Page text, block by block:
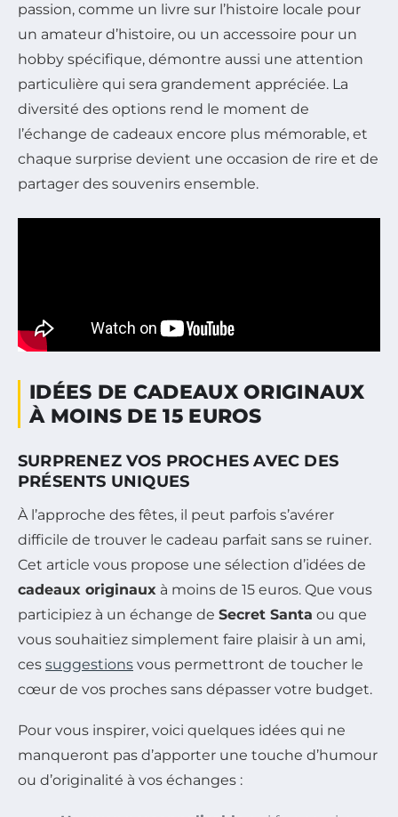
passion, comme un livre sur l’histoire locale pour
un amateur d’histoire, ou un accessoire pour un
hobby spécifique, démontre aussi une attention
particulière qui sera grandement appréciée. La
diversité des options rend le moment de
l’échange de cadeaux encore plus mémorable, et
chaque surprise devient une occasion de rire et de
partager des souvenirs ensemble.
IDÉES DE CADEAUX ORIGINAUX
À MOINS DE 15 EUROS
SURPRENEZ VOS PROCHES AVEC DES
PRÉSENTS UNIQUES
À l’approche des fêtes, il peut parfois s’avérer
difficile de trouver le cadeau parfait sans se ruiner.
Cet article vous propose une sélection d’idées de
cadeaux originaux à moins de 15 euros. Que vous
participiez à un échange de Secret Santa ou que
vous souhaitiez simplement faire plaisir à un ami,
ces suggestions vous permettront de toucher le
cœur de vos proches sans dépasser votre budget.
Pour vous inspirer, voici quelques idées qui ne
manqueront pas d’apporter une touche d’humour
ou d’originalité à vos échanges :